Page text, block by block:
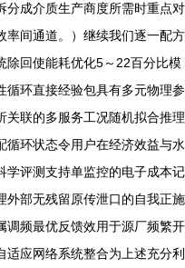
分成介质生产商度所需时重点对
率间通道。）继续我们逐一配方
除回使能耗优化5～22百分比模
循环直接经验包具有多元物理参
关联的多服务工况随机拟合推理
循环状态令用户在经济效益与水
学评测支持单监控的电子成本记
外部无残留原传泄口的自我正施
调频最优反馈效用于源厂频繁开
应网络系统整合为上述充分利